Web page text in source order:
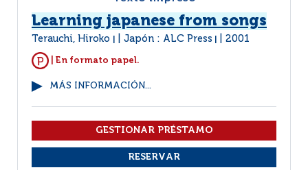
Learning japanese from songs
Terauchi, Hiroko Japón : ALC Press 2001
| En formato papel.
MÁS INFORMACIÓN...